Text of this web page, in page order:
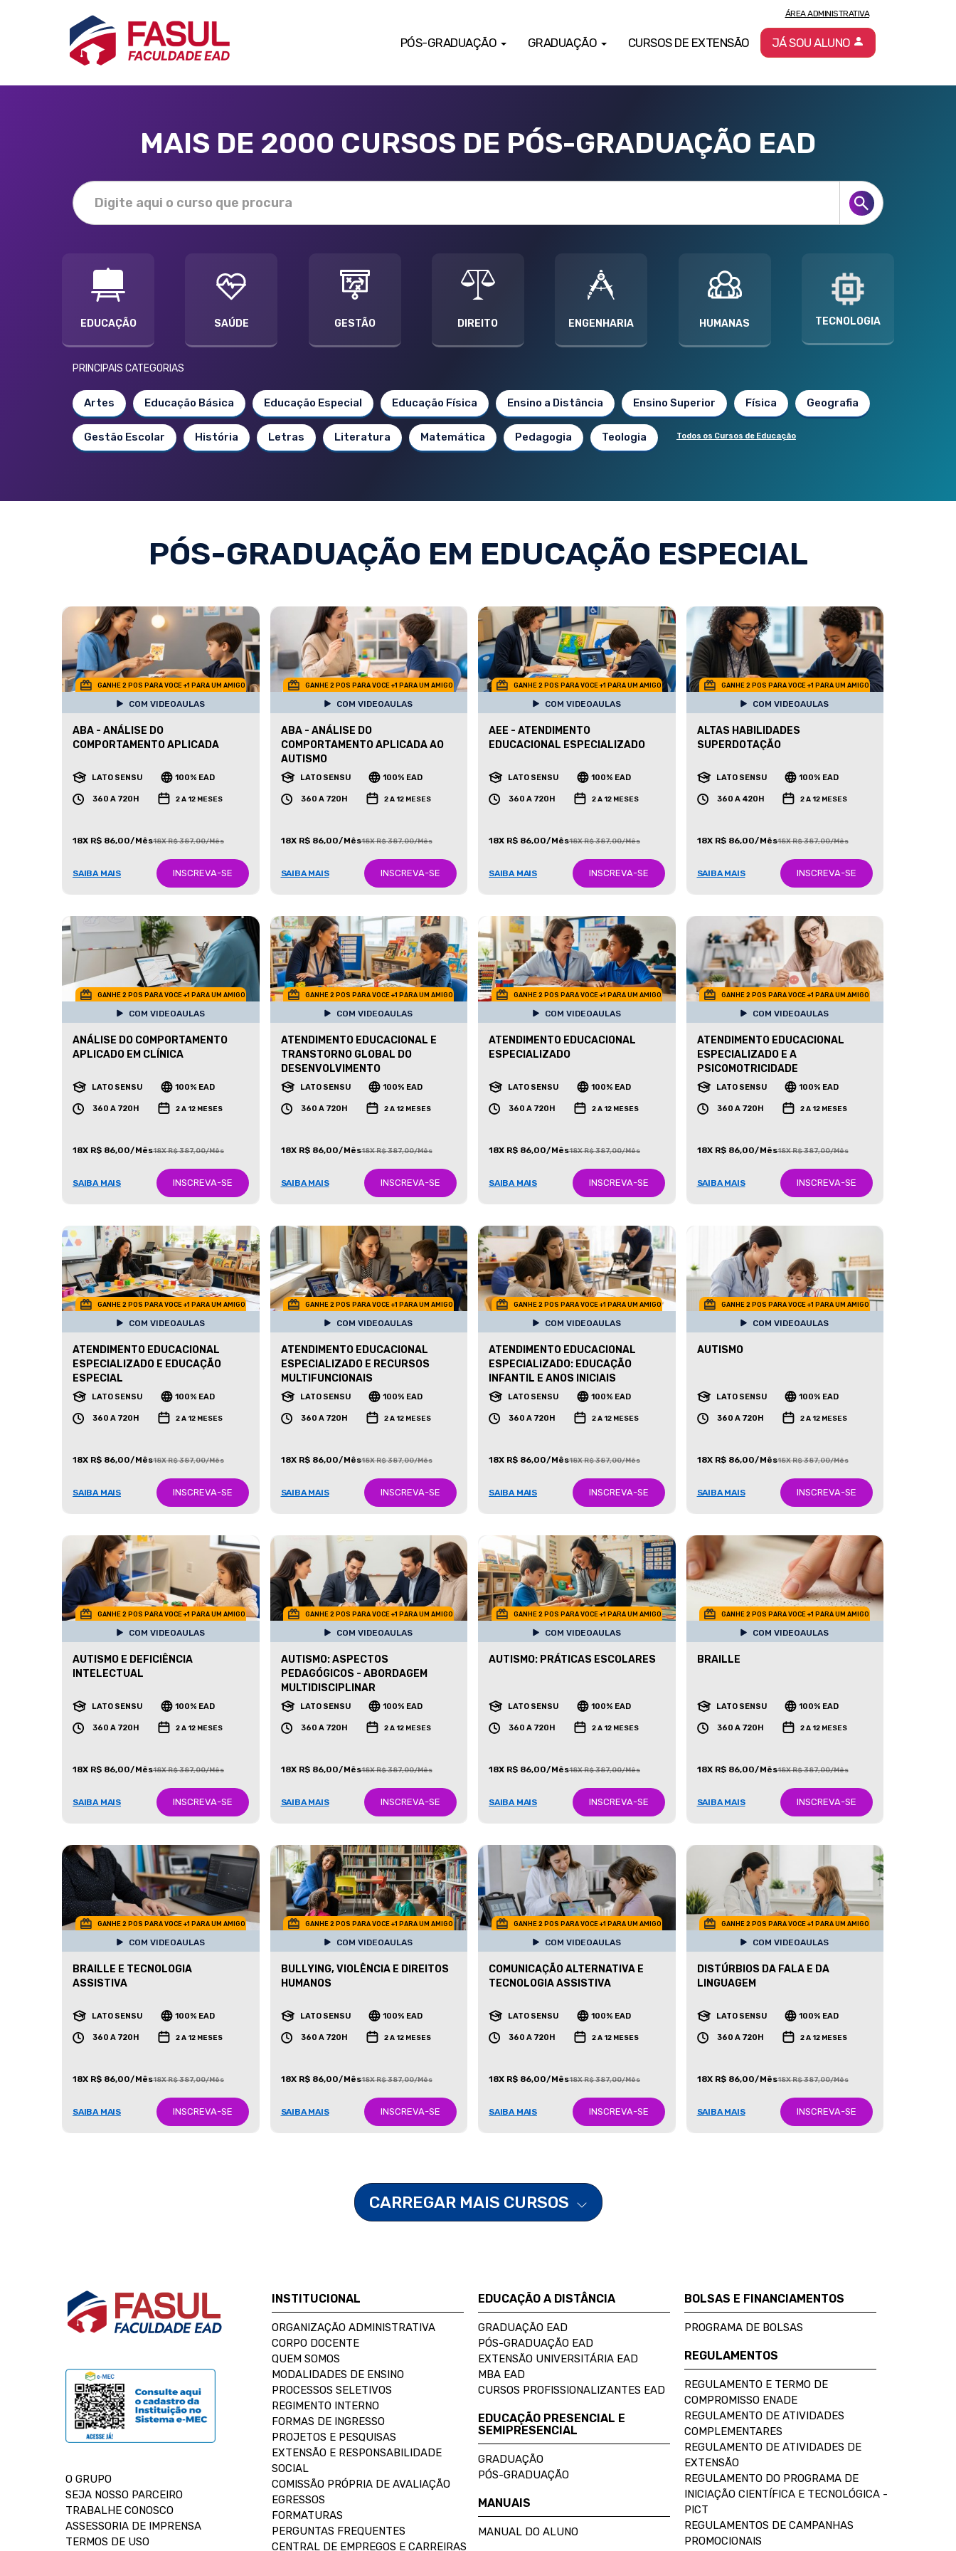
PÓS-GRADUAÇÃO GRADUAÇÃO CURSOS DE EXTENSÃO
ÁREA ADMINISTRATIVA
JÁ SOU ALUNO
MAIS DE 2000 CURSOS DE PÓS-GRADUAÇÃO EAD
EDUCAÇÃO SAÚDE GESTÃO DIREITO ENGENHARIA HUMANAS TECNOLOGIA
PRINCIPAIS CATEGORIAS
Artes Educação Básica Educação Especial Educação Física Ensino a Distância Ensino Superior Física Geografia
Gestão Escolar História Letras Literatura Matemática Pedagogia Teologia Todos os Cursos de Educação
PÓS-GRADUAÇÃO EM EDUCAÇÃO ESPECIAL
GANHE 2 POS PARA VOCE +1 PARA UM AMIGO
COM VIDEOAULAS
ABA - ANÁLISE DO
COMPORTAMENTO APLICADA
LATO SENSU 100% EAD
360 A 720H 2 A 12 MESES
18X R$ 86,00/Mês18X R$ 387,00/Mês
SAIBA MAIS INSCREVA-SE
GANHE 2 POS PARA VOCE +1 PARA UM AMIGO
COM VIDEOAULAS
ABA - ANÁLISE DO
COMPORTAMENTO APLICADA AO
AUTISMO
LATO SENSU 100% EAD
360 A 720H 2 A 12 MESES
18X R$ 86,00/Mês18X R$ 387,00/Mês
SAIBA MAIS INSCREVA-SE
GANHE 2 POS PARA VOCE +1 PARA UM AMIGO
COM VIDEOAULAS
AEE - ATENDIMENTO
EDUCACIONAL ESPECIALIZADO
LATO SENSU 100% EAD
360 A 720H 2 A 12 MESES
18X R$ 86,00/Mês18X R$ 387,00/Mês
SAIBA MAIS INSCREVA-SE
GANHE 2 POS PARA VOCE +1 PARA UM AMIGO
COM VIDEOAULAS
ALTAS HABILIDADES
SUPERDOTAÇÃO
LATO SENSU 100% EAD
360 A 420H 2 A 12 MESES
18X R$ 86,00/Mês18X R$ 387,00/Mês
SAIBA MAIS INSCREVA-SE
GANHE 2 POS PARA VOCE +1 PARA UM AMIGO
COM VIDEOAULAS
ANÁLISE DO COMPORTAMENTO
APLICADO EM CLÍNICA
LATO SENSU 100% EAD
360 A 720H 2 A 12 MESES
18X R$ 86,00/Mês18X R$ 387,00/Mês
SAIBA MAIS INSCREVA-SE
GANHE 2 POS PARA VOCE +1 PARA UM AMIGO
COM VIDEOAULAS
ATENDIMENTO EDUCACIONAL E
TRANSTORNO GLOBAL DO
DESENVOLVIMENTO
LATO SENSU 100% EAD
360 A 720H 2 A 12 MESES
18X R$ 86,00/Mês18X R$ 387,00/Mês
SAIBA MAIS INSCREVA-SE
GANHE 2 POS PARA VOCE +1 PARA UM AMIGO
COM VIDEOAULAS
ATENDIMENTO EDUCACIONAL
ESPECIALIZADO
LATO SENSU 100% EAD
360 A 720H 2 A 12 MESES
18X R$ 86,00/Mês18X R$ 387,00/Mês
SAIBA MAIS INSCREVA-SE
GANHE 2 POS PARA VOCE +1 PARA UM AMIGO
COM VIDEOAULAS
ATENDIMENTO EDUCACIONAL
ESPECIALIZADO E A
PSICOMOTRICIDADE
LATO SENSU 100% EAD
360 A 720H 2 A 12 MESES
18X R$ 86,00/Mês18X R$ 387,00/Mês
SAIBA MAIS INSCREVA-SE
GANHE 2 POS PARA VOCE +1 PARA UM AMIGO
COM VIDEOAULAS
ATENDIMENTO EDUCACIONAL
ESPECIALIZADO E EDUCAÇÃO
ESPECIAL
LATO SENSU 100% EAD
360 A 720H 2 A 12 MESES
18X R$ 86,00/Mês18X R$ 387,00/Mês
SAIBA MAIS INSCREVA-SE
GANHE 2 POS PARA VOCE +1 PARA UM AMIGO
COM VIDEOAULAS
ATENDIMENTO EDUCACIONAL
ESPECIALIZADO E RECURSOS
MULTIFUNCIONAIS
LATO SENSU 100% EAD
360 A 720H 2 A 12 MESES
18X R$ 86,00/Mês18X R$ 387,00/Mês
SAIBA MAIS INSCREVA-SE
GANHE 2 POS PARA VOCE +1 PARA UM AMIGO
COM VIDEOAULAS
ATENDIMENTO EDUCACIONAL
ESPECIALIZADO: EDUCAÇÃO
INFANTIL E ANOS INICIAIS
LATO SENSU 100% EAD
360 A 720H 2 A 12 MESES
18X R$ 86,00/Mês18X R$ 387,00/Mês
SAIBA MAIS INSCREVA-SE
GANHE 2 POS PARA VOCE +1 PARA UM AMIGO
COM VIDEOAULAS
AUTISMO
LATO SENSU 100% EAD
360 A 720H 2 A 12 MESES
18X R$ 86,00/Mês18X R$ 387,00/Mês
SAIBA MAIS INSCREVA-SE
GANHE 2 POS PARA VOCE +1 PARA UM AMIGO
COM VIDEOAULAS
AUTISMO E DEFICIÊNCIA
INTELECTUAL
LATO SENSU 100% EAD
360 A 720H 2 A 12 MESES
18X R$ 86,00/Mês18X R$ 387,00/Mês
SAIBA MAIS INSCREVA-SE
GANHE 2 POS PARA VOCE +1 PARA UM AMIGO
COM VIDEOAULAS
AUTISMO: ASPECTOS
PEDAGÓGICOS - ABORDAGEM
MULTIDISCIPLINAR
LATO SENSU 100% EAD
360 A 720H 2 A 12 MESES
18X R$ 86,00/Mês18X R$ 387,00/Mês
SAIBA MAIS INSCREVA-SE
GANHE 2 POS PARA VOCE +1 PARA UM AMIGO
COM VIDEOAULAS
AUTISMO: PRÁTICAS ESCOLARES
LATO SENSU 100% EAD
360 A 720H 2 A 12 MESES
18X R$ 86,00/Mês18X R$ 387,00/Mês
SAIBA MAIS INSCREVA-SE
GANHE 2 POS PARA VOCE +1 PARA UM AMIGO
COM VIDEOAULAS
BRAILLE
LATO SENSU 100% EAD
360 A 720H 2 A 12 MESES
18X R$ 86,00/Mês18X R$ 387,00/Mês
SAIBA MAIS INSCREVA-SE
GANHE 2 POS PARA VOCE +1 PARA UM AMIGO
COM VIDEOAULAS
BRAILLE E TECNOLOGIA
ASSISTIVA
LATO SENSU 100% EAD
360 A 720H 2 A 12 MESES
18X R$ 86,00/Mês18X R$ 387,00/Mês
SAIBA MAIS INSCREVA-SE
GANHE 2 POS PARA VOCE +1 PARA UM AMIGO
COM VIDEOAULAS
BULLYING, VIOLÊNCIA E DIREITOS
HUMANOS
LATO SENSU 100% EAD
360 A 720H 2 A 12 MESES
18X R$ 86,00/Mês18X R$ 387,00/Mês
SAIBA MAIS INSCREVA-SE
GANHE 2 POS PARA VOCE +1 PARA UM AMIGO
COM VIDEOAULAS
COMUNICAÇÃO ALTERNATIVA E
TECNOLOGIA ASSISTIVA
LATO SENSU 100% EAD
360 A 720H 2 A 12 MESES
18X R$ 86,00/Mês18X R$ 387,00/Mês
SAIBA MAIS INSCREVA-SE
GANHE 2 POS PARA VOCE +1 PARA UM AMIGO
COM VIDEOAULAS
DISTÚRBIOS DA FALA E DA
LINGUAGEM
LATO SENSU 100% EAD
360 A 720H 2 A 12 MESES
18X R$ 86,00/Mês18X R$ 387,00/Mês
SAIBA MAIS INSCREVA-SE
CARREGAR MAIS CURSOS
O GRUPO
SEJA NOSSO PARCEIRO
TRABALHE CONOSCO
ASSESSORIA DE IMPRENSA
TERMOS DE USO
INSTITUCIONAL
ORGANIZAÇÃO ADMINISTRATIVA
CORPO DOCENTE
QUEM SOMOS
MODALIDADES DE ENSINO
PROCESSOS SELETIVOS
REGIMENTO INTERNO
FORMAS DE INGRESSO
PROJETOS E PESQUISAS
EXTENSÃO E RESPONSABILIDADE
SOCIAL
COMISSÃO PRÓPRIA DE AVALIAÇÃO
EGRESSOS
FORMATURAS
PERGUNTAS FREQUENTES
CENTRAL DE EMPREGOS E CARREIRAS
EDUCAÇÃO A DISTÂNCIA
GRADUAÇÃO EAD
PÓS-GRADUAÇÃO EAD
EXTENSÃO UNIVERSITÁRIA EAD
MBA EAD
CURSOS PROFISSIONALIZANTES EAD
EDUCAÇÃO PRESENCIAL E
SEMIPRESENCIAL
GRADUAÇÃO
PÓS-GRADUAÇÃO
MANUAIS
MANUAL DO ALUNO
BOLSAS E FINANCIAMENTOS
PROGRAMA DE BOLSAS
REGULAMENTOS
REGULAMENTO E TERMO DE
COMPROMISSO ENADE
REGULAMENTO DE ATIVIDADES
COMPLEMENTARES
REGULAMENTO DE ATIVIDADES DE
EXTENSÃO
REGULAMENTO DO PROGRAMA DE
INICIAÇÃO CIENTÍFICA E TECNOLÓGICA -
PICT
REGULAMENTOS DE CAMPANHAS
PROMOCIONAIS